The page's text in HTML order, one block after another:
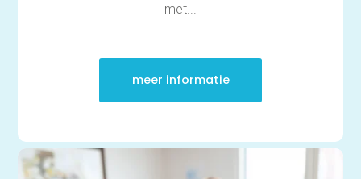
met...
meer informatie